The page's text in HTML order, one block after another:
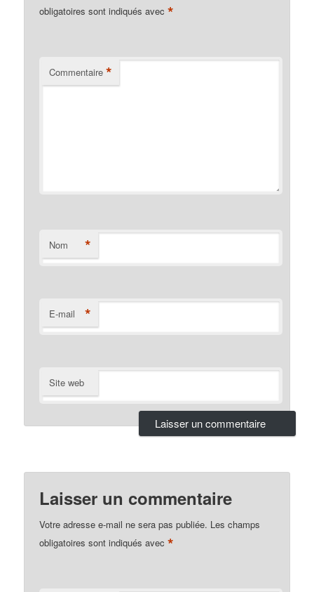
obligatoires sont indiqués avec*
Commentaire *
Nom *
E-mail *
Site web
Laisser un commentaire
Votre adresse e-mail ne sera pas publiée. Les champs
obligatoires sont indiqués avec*